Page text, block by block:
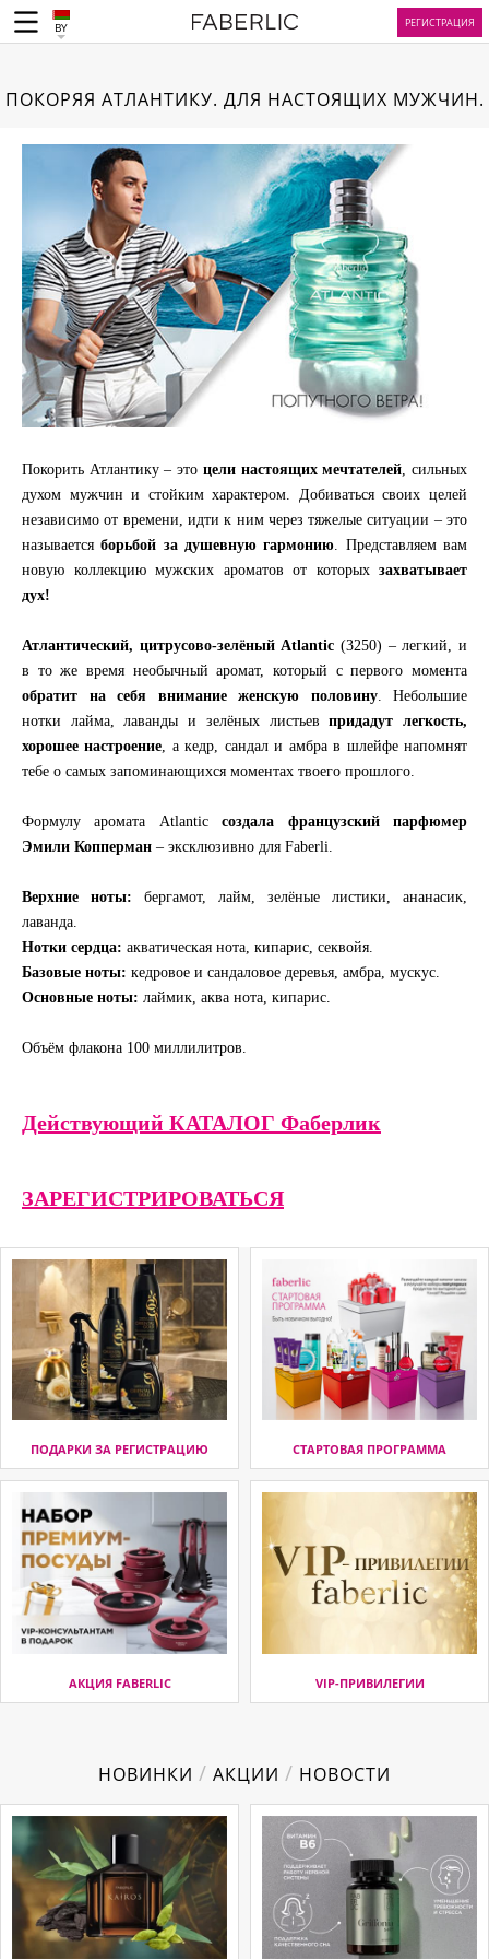
BY РЕГИСТРАЦИЯ
ПОКОРЯЯ АТЛАНТИКУ. ДЛЯ НАСТОЯЩИХ МУЖЧИН.
Покорить Атлантику – это цели настоящих мечтателей , сильных
духом мужчин и стойким характером. Добиваться своих целей
независимо от времени, идти к ним через тяжелые ситуации – это
называетсяборьбой за душевную гармонию . Представляем вам
новую коллекцию мужских ароматов от которых захватывает
дух!
Атлантический, цитрусово-зелёный Atlantic (3250) – легкий, и
в то же время необычный аромат, который с первого момента
обратит на себя внимание женскую половину. Небольшие
нотки лайма, лаванды и зелёных листьевпридадут легкость,
хорошее настроение , а кедр, сандал и амбра в шлейфе напомнят
тебе о самых запоминающихся моментах твоего прошлого.
Формулу аромата Atlanticсоздала французский парфюмер
Эмили Копперман – эксклюзивно для Faberli.
Верхние ноты: бергамот, лайм, зелёные листики, ананасик,
лаванда.
Нотки сердца: акватическая нота, кипарис, секвойя.
Базовые ноты: кедровое и сандаловое деревья, амбра, мускус.
Основные ноты: лаймик, аква нота, кипарис.
Объём флакона 100 миллилитров.
Действующий КАТАЛОГ Фаберлик
ЗАРЕГИСТРИРОВАТЬСЯ
ПОДАРКИ ЗА РЕГИСТРАЦИЮ СТАРТОВАЯ ПРОГРАММА
АКЦИЯ FABERLIC VIP-ПРИВИЛЕГИИ
НОВИНКИ / АКЦИИ / НОВОСТИ